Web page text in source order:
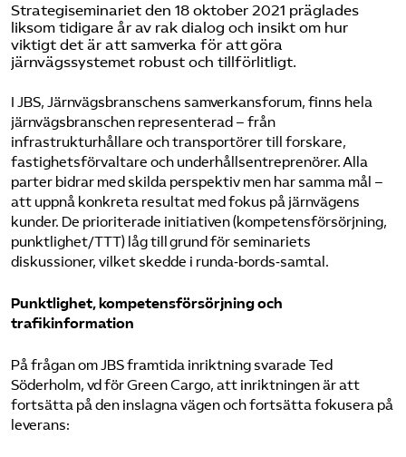
Strategiseminariet den 18 oktober 2021 präglades
liksom tidigare år av rak dialog och insikt om hur
viktigt det är att samverka för att göra
järnvägssystemet robust och tillförlitligt.
I JBS, Järnvägsbranschens samverkansforum, finns hela
järnvägsbranschen representerad – från
infrastrukturhållare och transportörer till forskare,
fastighetsförvaltare och underhållsentreprenörer. Alla
parter bidrar med skilda perspektiv men har samma mål –
att uppnå konkreta resultat med fokus på järnvägens
kunder. De prioriterade initiativen (kompetensförsörjning,
punktlighet/TTT) låg till grund för seminariets
diskussioner, vilket skedde i runda‑bords‑samtal.
Punktlighet, kompetensförsörjning och
trafikinformation
På frågan om JBS framtida inriktning svarade Ted
Söderholm, vd för Green Cargo, att inriktningen är att
fortsätta på den inslagna vägen och fortsätta fokusera på
leverans: